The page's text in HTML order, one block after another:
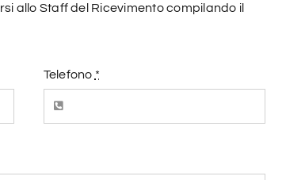
allo Staff del Ricevimento compilando il
Telefono *